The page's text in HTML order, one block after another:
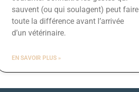
sauvent (ou qui soulagent) peut faire
toute la différence avant l’arrivée
d’un vétérinaire.
EN SAVOIR PLUS »